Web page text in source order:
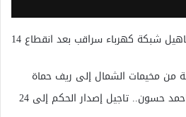
وزير الطاقة السوري: بدء تاهيل شبكة كهرباء سراقب بعد انقطاع 14
الجلسة الخامسة لمحاكمة احمد حسون.. تاجيل إصدار الحكم إلى 24